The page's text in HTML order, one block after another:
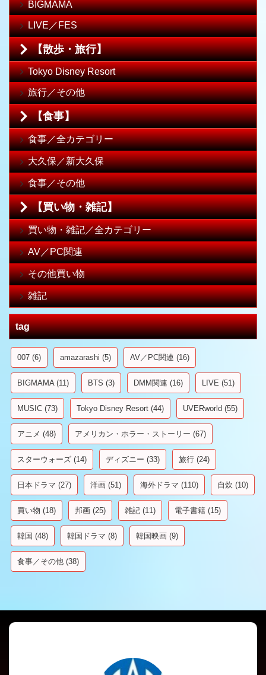
BIGMAMA
LIVE／FES
【散歩・旅行】
Tokyo Disney Resort
旅行／その他
【食事】
食事／全カテゴリー
大久保／新大久保
食事／その他
【買い物・雑記】
買い物・雑記／全カテゴリー
AV／PC関連
その他買い物
雑記
tag
007 (6) amazarashi (5) AV／PC関連 (16)
BIGMAMA(11) BTS (3) DMM関連 (16) LIVE (51)
MUSIC (73) Tokyo Disney Resort (44) UVERworld (55)
アニメ (48) アメリカン・ホラー・ストーリー (67)
スターウォーズ (14) ディズニー (33) 旅行 (24)
日本ドラマ (27) 洋画 (51) 海外ドラマ (110) 自炊 (10)
買い物 (18) 邦画 (25) 雑記 (11) 電子書籍 (15)
韓国 (48) 韓国ドラマ (8) 韓国映画 (9)
食事／その他 (38)